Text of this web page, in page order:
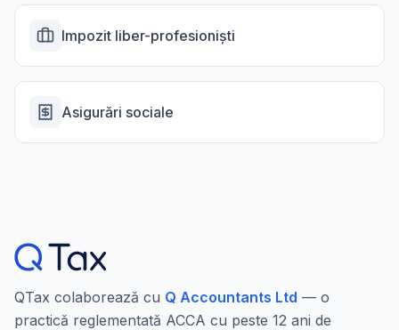
Impozit liber-profesioniști
Asigurări sociale
QTax colaborează cu Q Accountants Ltd — o
practică reglementată ACCA cu peste 12 ani de